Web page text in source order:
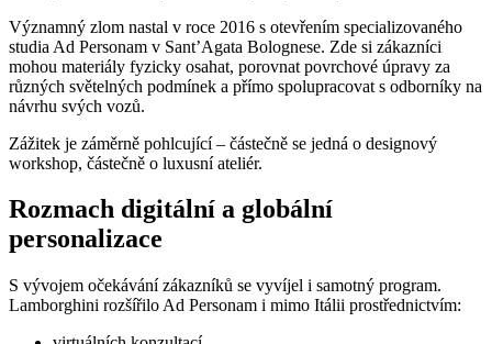
Významný zlom nastal v roce 2016 s otevřením specializovaného
studia Ad Personam v Sant’Agata Bolognese. Zde si zákazníci
mohou materiály fyzicky osahat, porovnat povrchové úpravy za
různých světelných podmínek a přímo spolupracovat s odborníky na
návrhu svých vozů.
Zážitek je záměrně pohlcující – částečně se jedná o designový
workshop, částečně o luxusní ateliér.
Rozmach digitální a globální
personalizace
S vývojem očekávání zákazníků se vyvíjel i samotný program.
Lamborghini rozšířilo Ad Personam i mimo Itálii prostřednictvím: